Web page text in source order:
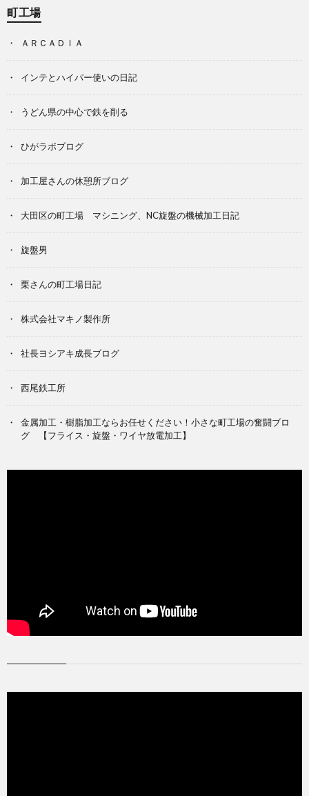
町工場
ＡＲＣＡＤＩＡ
インテとハイパー使いの日記
うどん県の中心で鉄を削る
ひがラボブログ
加工屋さんの休憩所ブログ
大田区の町工場 マシニング、NC旋盤の機械加工日記
旋盤男
栗さんの町工場日記
株式会社マキノ製作所
社長ヨシアキ成長ブログ
西尾鉄工所
金属加工・樹脂加工ならお任せください！小さな町工場の奮闘ブロ
グ 【フライス・旋盤・ワイヤ放電加工】